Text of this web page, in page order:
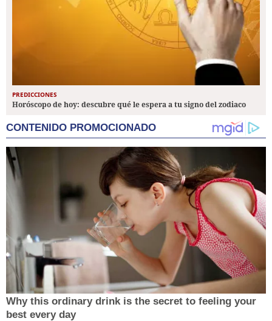
PREDICCIONES
Horóscopo de hoy: descubre qué le espera a tu signo del zodiaco
CONTENIDO PROMOCIONADO
Why this ordinary drink is the secret to feeling your
best every day